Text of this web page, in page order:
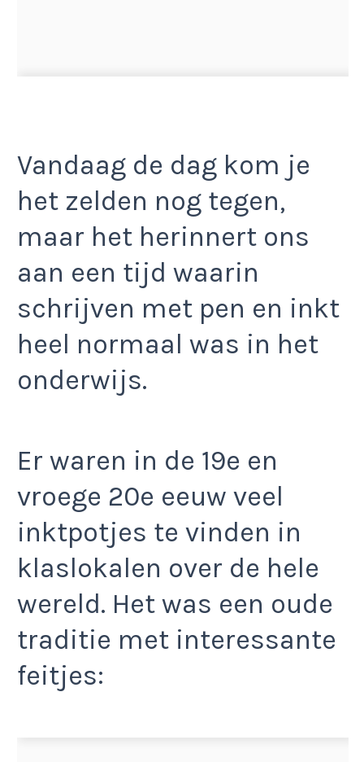
Vandaag de dag kom je
het zelden nog tegen,
maar het herinnert ons
aan een tijd waarin
schrijven met pen en inkt
heel normaal was in het
onderwijs.
Er waren in de 19e en
vroege 20e eeuw veel
inktpotjes te vinden in
klaslokalen over de hele
wereld. Het was een oude
traditie met interessante
feitjes: